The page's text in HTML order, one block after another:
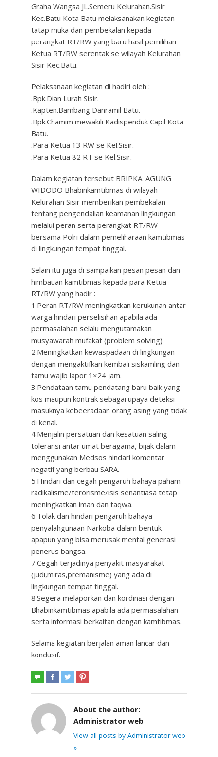
Graha Wangsa JL.Semeru Kelurahan.Sisir
Kec.Batu Kota Batu melaksanakan kegiatan
tatap muka dan pembekalan kepada
perangkat RT/RW yang baru hasil pemilihan
Ketua RT/RW serentak se wilayah Kelurahan
Sisir Kec.Batu.
Pelaksanaan kegiatan di hadiri oleh :
.Bpk.Dian Lurah Sisir.
.Kapten.Bambang Danramil Batu.
.Bpk.Chamim mewakili Kadispenduk Capil Kota
Batu.
.Para Ketua 13 RW se Kel.Sisir.
.Para Ketua 82 RT se Kel.Sisir.
Dalam kegiatan tersebut BRIPKA. AGUNG
WIDODO Bhabinkamtibmas di wilayah
Kelurahan Sisir memberikan pembekalan
tentang pengendalian keamanan lingkungan
melalui peran serta perangkat RT/RW
bersama Polri dalam pemeliharaan kamtibmas
di lingkungan tempat tinggal.
Selain itu juga di sampaikan pesan pesan dan
himbauan kamtibmas kepada para Ketua
RT/RW yang hadir :
1.Peran RT/RW meningkatkan kerukunan antar
warga hindari perselisihan apabila ada
permasalahan selalu mengutamakan
musyawarah mufakat (problem solving).
2.Meningkatkan kewaspadaan di lingkungan
dengan mengaktifkan kembali siskamling dan
tamu wajib lapor 1×24 jam.
3.Pendataan tamu pendatang baru baik yang
kos maupun kontrak sebagai upaya deteksi
masuknya kebeeradaan orang asing yang tidak
di kenal.
4.Menjalin persatuan dan kesatuan saling
toleransi antar umat beragama, bijak dalam
menggunakan Medsos hindari komentar
negatif yang berbau SARA.
5.Hindari dan cegah pengaruh bahaya paham
radikalisme/terorisme/isis senantiasa tetap
meningkatkan iman dan taqwa.
6.Tolak dan hindari pengaruh bahaya
penyalahgunaan Narkoba dalam bentuk
apapun yang bisa merusak mental generasi
penerus bangsa.
7.Cegah terjadinya penyakit masyarakat
(judi,miras,premanisme) yang ada di
lingkungan tempat tinggal.
8.Segera melaporkan dan kordinasi dengan
Bhabinkamtibmas apabila ada permasalahan
serta informasi berkaitan dengan kamtibmas.
Selama kegiatan berjalan aman lancar dan
kondusif.
About the author:
Administrator web
View all posts by Administrator web
»